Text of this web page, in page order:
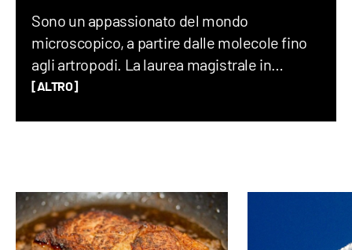
Sono un appassionato del mondo
microscopico, a partire dalle molecole fino
agli artropodi. La laurea magistrale in
chimica mi ha permesso di avere gli
videocamera, un drone o una chitarra al
DeNa e lo renderete felice.
[ALTRO]